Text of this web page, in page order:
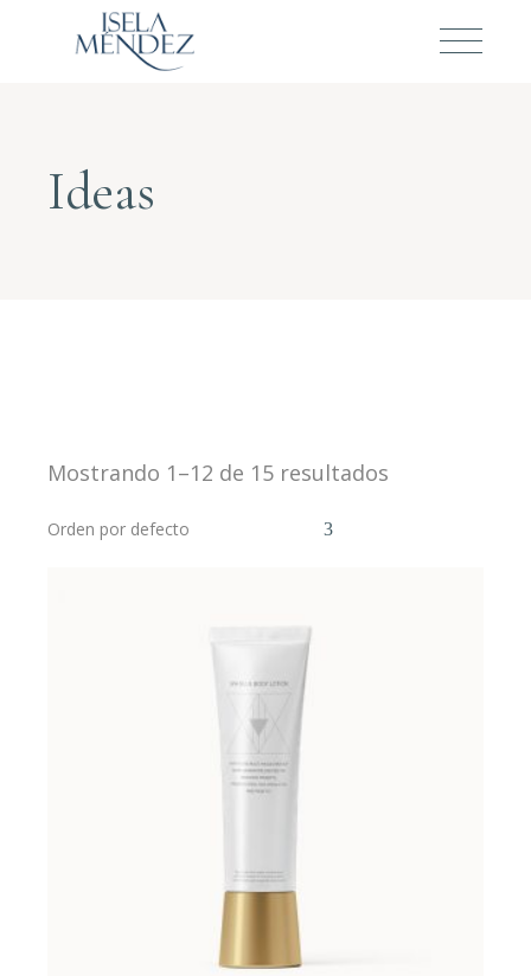
Ideas
Mostrando 1–12 de 15 resultados
Orden por defecto